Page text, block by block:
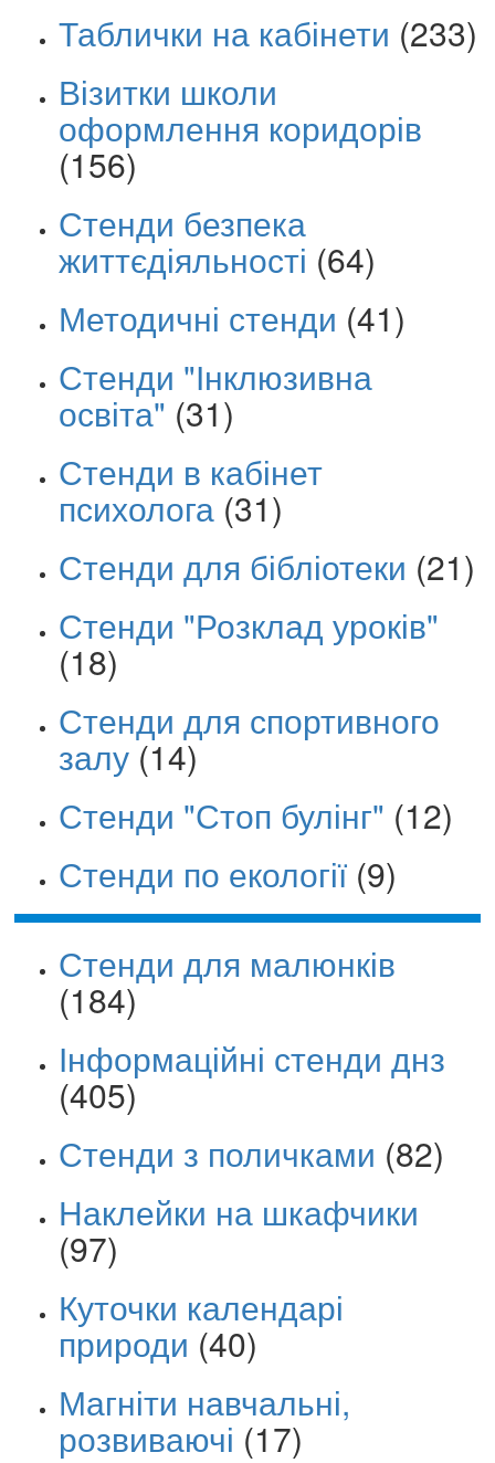
Таблички на кабінети (233)
Візитки школи
оформлення коридорів
(156)
Стенди безпека
життєдіяльності (64)
Методичні стенди (41)
Стенди "Інклюзивна
освіта" (31)
Стенди в кабінет
психолога (31)
Стенди для бібліотеки (21)
Стенди "Розклад уроків"
(18)
Стенди для спортивного
залу(14)
Стенди "Стоп булінг" (12)
Стенди по екології (9)
Стенди для малюнків
(184)
Інформаційні стенди днз
(405)
Стенди з поличками (82)
Наклейки на шкафчики
(97)
Куточки календарі
природи (40)
Магніти навчальні,
розвиваючі (17)